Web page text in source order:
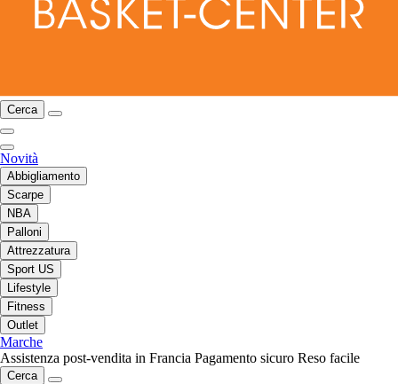
Cerca
Novità
Abbigliamento
Scarpe
NBA
Palloni
Attrezzatura
Sport US
Lifestyle
Fitness
Outlet
Marche
Assistenza post-vendita in Francia Pagamento sicuro Reso facile
Cerca